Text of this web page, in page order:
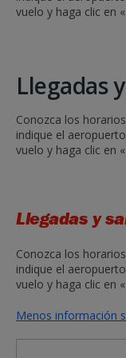
vuelo y haga clic en
Llegadas
Conozca los
indique el
vuelo y haga clic en
Llegadas y
Conozca los
indique el
vuelo y haga clic en
Menos información